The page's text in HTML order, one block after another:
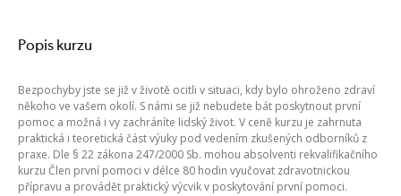
Popis kurzu
Bezpochyby jste se již v životě ocitli v situaci, kdy bylo ohroženo zdraví
někoho ve vašem okolí. S námi se již nebudete bát poskytnout první
pomoc a možná i vy zachráníte lidský život. V ceně kurzu je zahrnuta
praktická i teoretická část výuky pod vedením zkušených odborníků z
praxe. Dle § 22 zákona 247/2000 Sb. mohou absolventi rekvalifikačního
kurzu Člen první pomoci v délce 80 hodin vyučovat zdravotnickou
přípravu a provádět praktický výcvik v poskytování první pomoci.